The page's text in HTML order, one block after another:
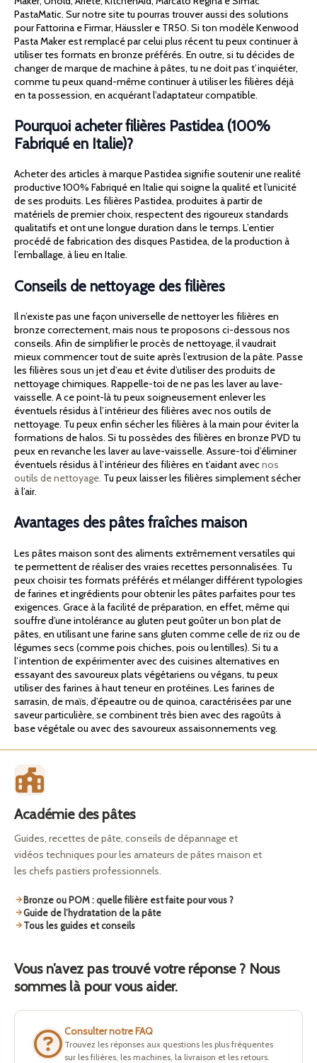
PastaMatic. Sur notre site tu pourras trouver aussi des solutions
pour Fattorina e Firmar, Häussler e TR50. Si ton modèle Kenwood
Pasta Maker est remplacé par celui plus récent tu peux continuer à
utiliser tes formats en bronze préférés. En outre, si tu décides de
changer de marque de machine à pâtes, tu ne doit pas t’inquiéter,
comme tu peux quand-même continuer à utiliser les filières déjà
en ta possession, en acquérant l’adaptateur compatible.
Pourquoi acheter filières Pastidea (100%
Fabriqué en Italie)?
Acheter des articles à marque Pastidea signifie soutenir une realité
productive 100% Fabriqué en Italie qui soigne la qualité et l’unicité
de ses produits. Les filières Pastidea, produites à partir de
matériels de premier choix, respectent des rigoureux standards
qualitatifs et ont une longue duration dans le temps. L’entier
procédé de fabrication des disques Pastidea, de la production à
l’emballage, à lieu en Italie.
Conseils de nettoyage des filières
Il n’existe pas une façon universelle de nettoyer les filières en
bronze correctement, mais nous te proposons ci-dessous nos
conseils. Afin de simplifier le procès de nettoyage, il vaudrait
mieux commencer tout de suite après l’extrusion de la pâte. Passe
les filières sous un jet d’eau et évite d’utiliser des produits de
nettoyage chimiques. Rappelle-toi de ne pas les laver au lave-
vaisselle. A ce point-là tu peux soigneusement enlever les
éventuels résidus à l’intérieur des filières avec nos outils de
nettoyage. Tu peux enfin sécher les filières à la main pour éviter la
formations de halos. Si tu possèdes des filières en bronze PVD tu
peux en revanche les laver au lave-vaisselle. Assure-toi d’éliminer
éventuels résidus à l’intérieur des filières en t’aidant avecnos
outils de nettoyage. Tu peux laisser les filières simplement sécher
à l’air.
Avantages des pâtes fraîches maison
Les pâtes maison sont des aliments extrêmement versatiles qui
te permettent de réaliser des vraies recettes personnalisées. Tu
peux choisir tes formats préférés et mélanger différent typologies
de farines et ingrédients pour obtenir les pâtes parfaites pour tes
exigences. Grace à la facilité de préparation, en effet, même qui
souffre d’une intolérance au gluten peut goûter un bon plat de
pâtes, en utilisant une farine sans gluten comme celle de riz ou de
légumes secs (comme pois chiches, pois ou lentilles). Si tu a
l’intention de expérimenter avec des cuisines alternatives en
essayant des savoureux plats végétariens ou végans, tu peux
utiliser des farines à haut teneur en protéines. Les farines de
sarrasin, de maïs, d’épeautre ou de quinoa, caractérisées par une
saveur particulière, se combinent très bien avec des ragoûts à
base végétale ou avec des savoureux assaisonnements veg.
Académie des pâtes
Guides, recettes de pâte, conseils de dépannage et
vidéos techniques pour les amateurs de pâtes maison et
les chefs pastiers professionnels.
Bronze ou POM : quelle filière est faite pour vous ?
Guide de l’hydratation de la pâte
Tous les guides et conseils
Vous n’avez pas trouvé votre réponse ? Nous
sommes là pour vous aider.
Consulter notre FAQ
Trouvez les réponses aux questions les plus fréquentes
sur les filières, les machines, la livraison et les retours.